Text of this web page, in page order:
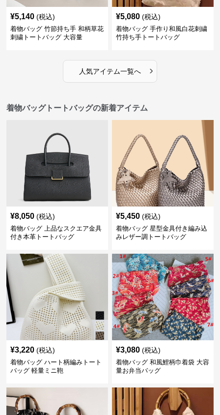
¥5,140 (税込)
着物バッグ 竹節持ち手 和柄草花
刺繍トートバッグ 大容量
¥5,080 (税込)
着物バッグ 手作り和風白花刺繍
竹持ち手トートバッグ
人気アイテム一覧へ ›
着物バッグトートバッグの新着アイテム
¥8,050 (税込)
着物バッグ 上品なスクエア金具
付き本革トートバッグ
¥5,450 (税込)
着物バッグ 星型金具付き編み込
みレザー調トートバッグ
¥3,220 (税込)
着物バッグ ハート柄編みトート
バッグ 軽量ミニ鞄
¥3,080 (税込)
着物バッグ 和風鯉柄巾着袋 大容
量お弁当バッグ